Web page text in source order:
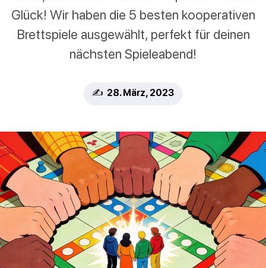
Glück! Wir haben die 5 besten kooperativen
Brettspiele ausgewählt, perfekt für deinen
nächsten Spieleabend!
✍️ 28. März, 2023